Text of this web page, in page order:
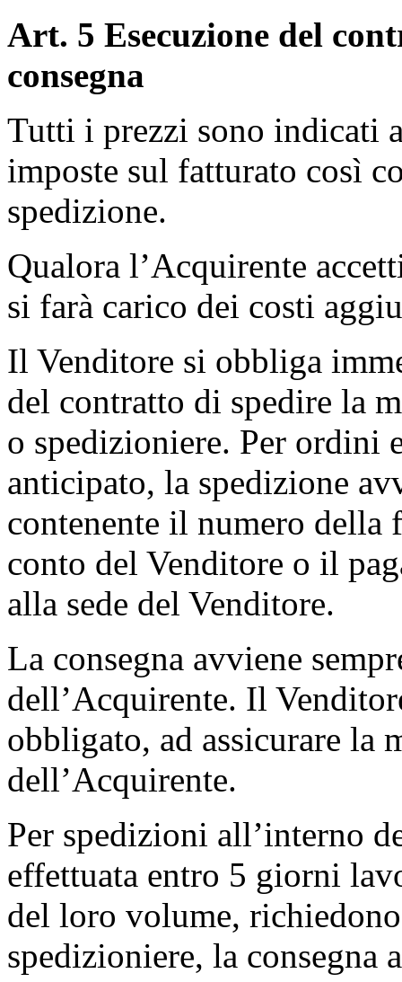
Art. 5 Esecuzione del
consegna
Tutti i prezzi sono indicati
imposte sul fatturato così
spedizione.
Qualora l’Acquirente
si farà carico dei costi
Il Venditore si obbliga
del contratto di spedire la
o spedizioniere. Per ordini
anticipato, la spedizione
contenente il numero della
conto del Venditore o il
alla sede del Venditore.
La consegna avviene
dell’Acquirente. Il
obbligato, ad assicurare la
dell’Acquirente.
Per spedizioni all’interno
effettuata entro 5 giorni
del loro volume,
spedizioniere, la consegna